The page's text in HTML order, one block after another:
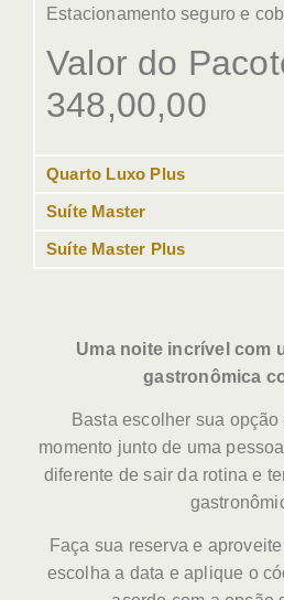
Estacionamento seguro e
Valor do
348,00,00
Quarto Luxo Plus
Suíte Master
Suíte Master Plus
Uma noite incrível com
gastronômica
Basta escolher sua
momento junto de uma
diferente de sair da rotina e
Faça sua reserva e
escolha a data e aplique o